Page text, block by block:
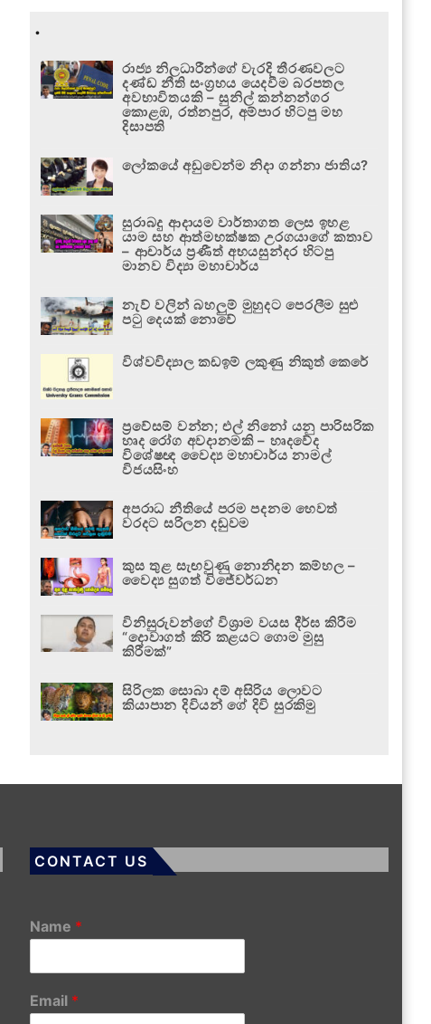
.
රාජ්‍ය නිලධාරීන්ගේ වැරදි තීරණවලට
දණ්ඩ නීති සංග්‍රහය යෙදවීම බරපතල
අවභාවිතයකි – සුනිල් කන්නන්ගර
කොළඹ, රත්නපුර, අම්පාර හිටපු මහ
දිසාපති
ලෝකයේ අඩුවෙන්ම නිදා ගන්නා ජාතිය?
සුරාබදු ආදායම වාර්තාගත ලෙස ඉහළ
යාම සහ ආත්මභක්ෂක උරගයාගේ කතාව
– ආචාර්ය ප්‍රණීත් අභයසුන්දර හිටපු
මානව විද්‍යා මහාචාර්ය
නැව් වලින් බහලුම් මුහුදට පෙරලීම සුළු
පටු දෙයක් නොවේ
විශ්වවිද්‍යාල කඩඉම් ලකුණු නිකුත් කෙරේ
ප්‍රවේසම් වන්න; එල් නිනෝ යනු පාරිසරික
හෘද රෝග අවදානමකි – හෘදවේද
විශේෂඥ වෛද්‍ය මහාචාර්ය නාමල්
විජයසිංහ
අපරාධ නීතියේ පරම පදනම හෙවත්
වරදට සරිලන දඬුවම
කුස තුළ සැඟවුණු නොනිදන කම්හල –
වෛද්‍ය සුගත් විජේවර්ධන
විනිසුරුවන්ගේ විශ්‍රාම වයස දීර්ඝ කිරීම
“දොවාගත් කිරි කළයට ගොම මුසු
කිරීමක්”
සිරිලක සොබා දම් අසිරිය ලොවට
කියාපාන දිවියන් ගේ දිවි සුරකිමු
CONTACT US
Name *
Email *